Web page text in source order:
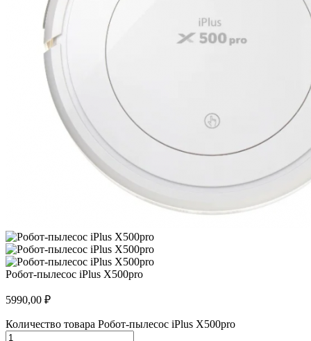
Робот-пылесос iPlus X500pro
5990,00 ₽
Количество товара Робот-пылесос iPlus X500pro